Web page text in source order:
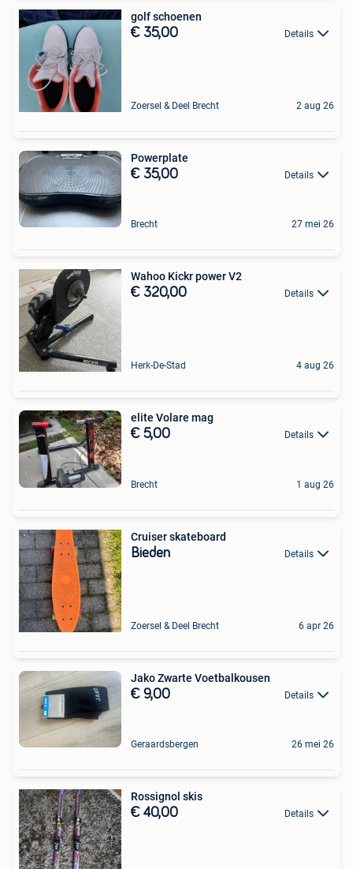
golf schoenen
€ 35,00 Details
Zoersel & Deel Brecht 2 aug 26
Powerplate
€ 35,00 Details
Brecht 27 mei 26
Wahoo Kickr power V2
€ 320,00 Details
Herk-De-Stad 4 aug 26
elite Volare mag
€ 5,00 Details
Brecht 1 aug 26
Cruiser skateboard
Bieden Details
Zoersel & Deel Brecht 6 apr 26
Jako Zwarte Voetbalkousen
€ 9,00 Details
Geraardsbergen 26 mei 26
Rossignol skis
€ 40,00 Details